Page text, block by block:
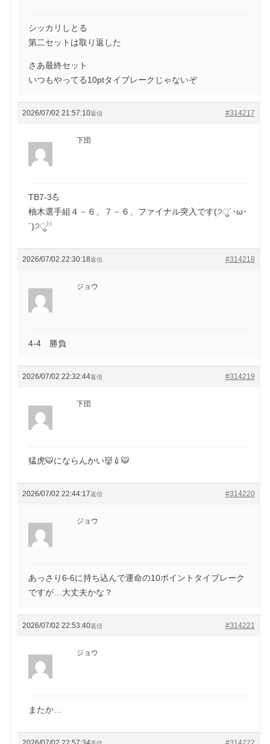
シッカリしとる
第二セットは取り返した
さあ最終セット
いつもやってる10ptタイブレークじゃないぞ
2026/07/02 21:57:10 #314217
返信
下団
TB7-3💪
柚木選手組４－６、７－６、ファイナル突入です(੭ु´･ω･
`)੭ु⁾⁾
2026/07/02 22:30:18 #314218
返信
ジョウ
4-4 勝負
2026/07/02 22:32:44 #314219
返信
下団
猛虎🐯にならんかい👹💉🐯
2026/07/02 22:44:17 #314220
返信
ジョウ
あっさり6-6に持ち込んで運命の10ポイントタイブレーク
ですが…大丈夫かな？
2026/07/02 22:53:40 #314221
返信
ジョウ
またか…